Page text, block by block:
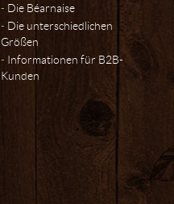
Die Béarnaise
Die unterschiedlichen
Größen
Informationen für B2B-
Kunden